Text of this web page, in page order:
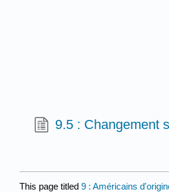
9.5 : Changement
This page titled 9 : Américains